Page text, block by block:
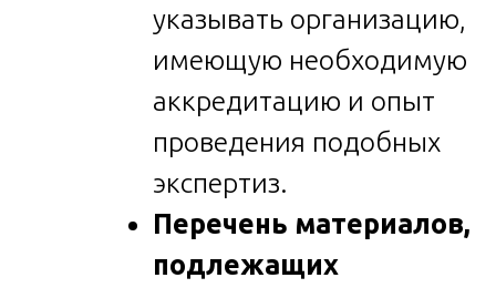
указывать организацию,
имеющую необходимую
аккредитацию и опыт
проведения подобных
экспертиз.
Перечень материалов,
подлежащих